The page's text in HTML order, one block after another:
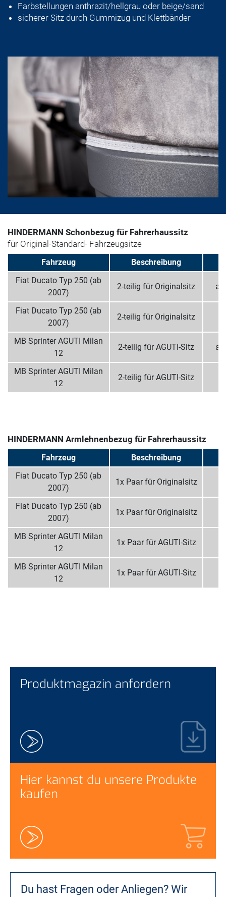
Farbstellungen anthrazit/hellgrau oder beige/sand
sicherer Sitz durch Gummizug und Klettbänder
HINDERMANN Schonbezug für Fahrerhaussitz
für Original-Standard- Fahrzeugsitze
Fahrzeug
Beschreibung
Fiat Ducato Typ 250 (ab
2007)
2-teilig für Originalsitz
Fiat Ducato Typ 250 (ab
2007)
2-teilig für Originalsitz
MB Sprinter AGUTI Milan
12
2-teilig für AGUTI-Sitz
MB Sprinter AGUTI Milan
12
2-teilig für AGUTI-Sitz
HINDERMANN Armlehnenbezug für Fahrerhaussitz
Fahrzeug
Beschreibung
Fiat Ducato Typ 250 (ab
2007)
1x Paar für Originalsitz
Fiat Ducato Typ 250 (ab
2007)
1x Paar für Originalsitz
MB Sprinter AGUTI Milan
12
1x Paar für AGUTI-Sitz
MB Sprinter AGUTI Milan
12
1x Paar für AGUTI-Sitz
Produktmagazin anfordern
Hier kannst du unsere Produkte
kaufen
Du hast Fragen oder Anliegen? Wir